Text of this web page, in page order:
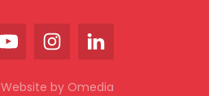
Website by Omedia